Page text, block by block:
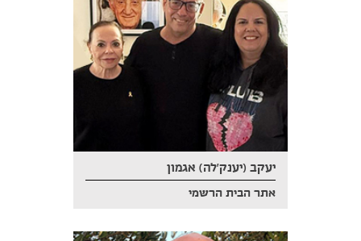
יעקב (יענק'לה) אגמון
אתר הבית הרשמי